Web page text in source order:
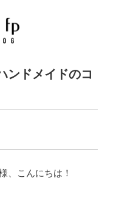
ンドメイドのコ
、こんにちは！